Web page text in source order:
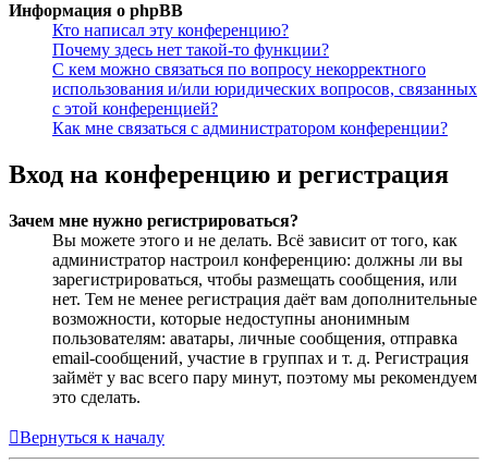
Информация о phpBB
Кто написал эту конференцию?
Почему здесь нет такой-то функции?
С кем можно связаться по вопросу некорректного
использования и/или юридических вопросов, связанных
с этой конференцией?
Как мне связаться с администратором конференции?
Вход на конференцию и регистрация
Зачем мне нужно регистрироваться?
Вы можете этого и не делать. Всё зависит от того, как
администратор настроил конференцию: должны ли вы
зарегистрироваться, чтобы размещать сообщения, или
нет. Тем не менее регистрация даёт вам дополнительные
возможности, которые недоступны анонимным
пользователям: аватары, личные сообщения, отправка
email-сообщений, участие в группах и т. д. Регистрация
займёт у вас всего пару минут, поэтому мы рекомендуем
это сделать.
Вернуться к началу